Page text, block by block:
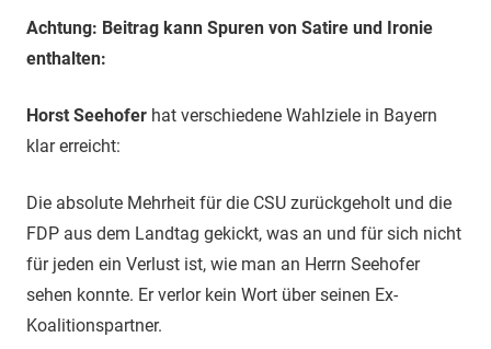
Achtung: Beitrag kann Spuren von Satire und Ironie
enthalten:
Horst Seehofer hat verschiedene Wahlziele in Bayern
klar erreicht:
Die absolute Mehrheit für die CSU zurückgeholt und die
FDP aus dem Landtag gekickt, was an und für sich nicht
für jeden ein Verlust ist, wie man an Herrn Seehofer
sehen konnte. Er verlor kein Wort über seinen Ex-
Koalitionspartner.